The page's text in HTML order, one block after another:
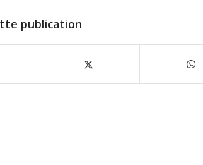
publication